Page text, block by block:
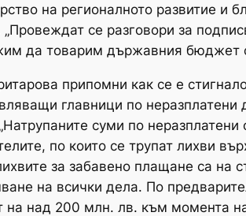
на регионалното развитие и
„Провеждат се разговори за
да товарим държавния бюджет с
припомни как се е
главници по
суми по
по които се трупат лихви
за забавено плащане са на
на всички дела. По
на над 200 млн. лв. към момента